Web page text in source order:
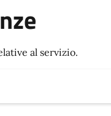
al servizio.